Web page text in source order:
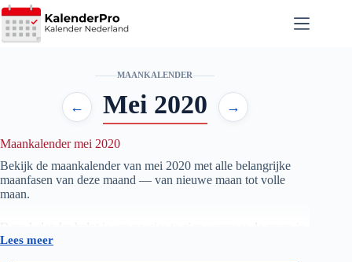
Ga
naar
de
MAANKALENDER
← Mei 2020 →
Maankalender mei 2020
Bekijk de maankalender van mei 2020 met alle belangrijke
maanfasen van deze maand — van nieuwe maan tot volle
maan.
Deze kalender helpt je om precies te zien wanneer de maan in
welke fase staat, handig voor iedereen die geïnteresseerd is in
Lees meer